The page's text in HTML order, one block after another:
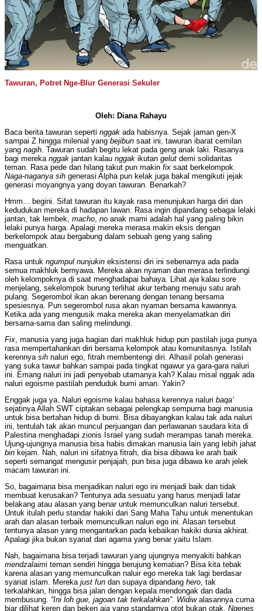
Tawuran, Potret Nge-Blur Generasi Sekuler
Oleh: Diana Rahayu
Baca berita tawuran seperti nggak ada habisnya. Sejak jaman gen-X
sampai Z hingga milenial yang bejibun saat ini, tawuran ibarat cemilan
yang nagih. Tawuran sudah begitu lekat pada geng anak laki. Rasanya
bagi mereka nggak jantan kalau nggak ikutan gelut demi solidaritas
teman. Rasa pede dan hilang takut pun makin fix saat berkelompok.
Naga-naganya sih generasi Alpha pun kelak juga bakal mengikuti jejak
generasi moyangnya yang doyan tawuran. Benarkah?
Hmm... begini. Sifat tawuran itu kayak rasa menunjukan harga diri dan
kedudukan mereka di hadapan lawan. Rasa ingin dipandang sebagai lelaki
jantan, tak lembek, macho, no anak mami adalah hal yang paling bikin
lelaki punya harga. Apalagi mereka merasa makin eksis dengan
berkelompok atau bergabung dalam sebuah geng yang saling
menguatkan.
Rasa untuk ngumpul nunjukin eksistensi diri ini sebenarnya ada pada
semua makhluk bernyawa. Mereka akan nyaman dan merasa terlindungi
oleh kelompoknya di saat menghadapai bahaya. Lihat aja kalau sore
menjelang, sekelompok burung terlihat akur terbang menuju satu arah
pulang. Segerombol ikan akan berenang dengan tenang bersama
spesiesnya. Pun segerombol rusa akan nyaman bersama kawannya.
Ketika ada yang mengusik maka mereka akan menyelamatkan diri
bersama-sama dan saling melindungi.
Fix, manusia yang juga bagian dari makhluk hidup pun pastilah juga punya
rasa mempertahankan diri bersama kelompok atau komunitasnya. Istilah
kerennya sih naluri ego, fitrah membentengi diri. Alhasil polah generasi
yang suka tawur bahkan sampai pada tingkat ngawur ya gara-gara naluri
ini. Emang naluri ini jadi penyebab utamanya kah? Kalau misal nggak ada
naluri egoisme pastilah penduduk bumi aman. Yakin?
Enggak juga ya. Naluri egoisme kalau bahasa kerennya naluri baqa’
sejatinya Allah SWT ciptakan sebagai pelengkap sempurna bagi manusia
untuk bisa bertahan hidup di bumi. Bisa dibayangkan kalau tak ada naluri
ini, tentulah tak akan muncul perjuangan dan perlawanan saudara kita di
Palestina menghadapi zionis Israel yang sudah merampas tanah mereka.
Ujung-ujungnya manusia bisa habis dimakan manusia lain yang lebih jahat
bin kejam. Nah, naluri ini sifatnya fitrah, dia bisa dibawa ke arah baik
seperti semangat mengusir penjajah, pun bisa juga dibawa ke arah jelek
macam tawuran ini.
So, bagaimana bisa menjadikan naluri ego ini menjadi baik dan tidak
membuat kerusakan? Tentunya ada sesuatu yang harus menjadi latar
belakang atau alasan yang benar untuk memunculkan naluri tersebut.
Untuk itulah perlu standar hakiki dari Sang Maha Tahu untuk menentukan
arah dan alasan terbaik memunculkan naluri ego ini. Alasan tersebut
tentunya alasan yang mengantarkan pada kebaikan hakiki dunia akhirat.
Apalagi jika bukan syariat dari agama yang benar yaitu Islam.
Nah, bagaimana bisa terjadi tawuran yang ujungnya menyakiti bahkan
mendzalaimi teman sendiri hingga berujung kematian? Bisa kita tebak
karena alasan yang memunculkan naluir ego mereka tak lagi berdasar
syariat islam. Mereka just fun dan supaya dipandang hero, tak
terkalahkan, hingga bisa jalan dengan kepala mendongak dan dada
membusung. “Ini loh gue, jagoan tak terkalahkan”. Widiwalasannya cuma
biar dilihat keren dan beken aja yang standarnya otot bukan otak. Ngenes